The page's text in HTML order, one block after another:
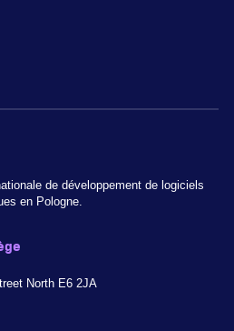
de développement de logiciels
en Pologne.
North E6 2JA